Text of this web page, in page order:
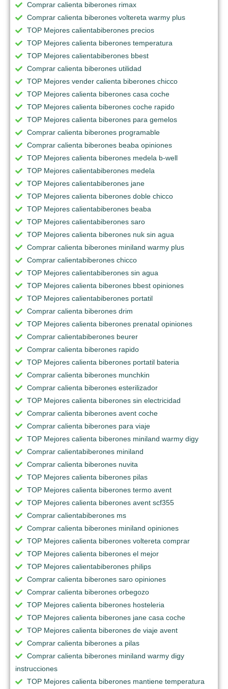
Comprar calienta biberones rimax
Comprar calienta biberones voltereta warmy plus
TOP Mejores calientabiberones precios
TOP Mejores calienta biberones temperatura
TOP Mejores calientabiberones bbest
Comprar calienta biberones utilidad
TOP Mejores vender calienta biberones chicco
TOP Mejores calienta biberones casa coche
TOP Mejores calienta biberones coche rapido
TOP Mejores calienta biberones para gemelos
Comprar calienta biberones programable
Comprar calienta biberones beaba opiniones
TOP Mejores calienta biberones medela b-well
TOP Mejores calientabiberones medela
TOP Mejores calientabiberones jane
TOP Mejores calienta biberones doble chicco
TOP Mejores calientabiberones beaba
TOP Mejores calientabiberones saro
TOP Mejores calienta biberones nuk sin agua
Comprar calienta biberones miniland warmy plus
Comprar calientabiberones chicco
TOP Mejores calientabiberones sin agua
TOP Mejores calienta biberones bbest opiniones
TOP Mejores calientabiberones portatil
Comprar calienta biberones drim
TOP Mejores calienta biberones prenatal opiniones
Comprar calientabiberones beurer
Comprar calienta biberones rapido
TOP Mejores calienta biberones portatil bateria
Comprar calienta biberones munchkin
Comprar calienta biberones esterilizador
TOP Mejores calienta biberones sin electricidad
Comprar calienta biberones avent coche
Comprar calienta biberones para viaje
TOP Mejores calienta biberones miniland warmy digy
Comprar calientabiberones miniland
Comprar calienta biberones nuvita
TOP Mejores calienta biberones pilas
TOP Mejores calienta biberones termo avent
TOP Mejores calienta biberones avent scf355
Comprar calientabiberones ms
Comprar calienta biberones miniland opiniones
TOP Mejores calienta biberones voltereta comprar
TOP Mejores calienta biberones el mejor
TOP Mejores calientabiberones philips
Comprar calienta biberones saro opiniones
Comprar calienta biberones orbegozo
TOP Mejores calienta biberones hosteleria
TOP Mejores calienta biberones jane casa coche
TOP Mejores calienta biberones de viaje avent
Comprar calienta biberones a pilas
Comprar calienta biberones miniland warmy digy
instrucciones
TOP Mejores calienta biberones mantiene temperatura